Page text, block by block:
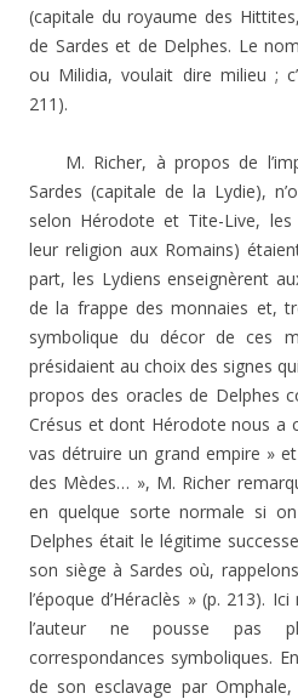
(capitale du royaume des
de Sardes et de Delphes. Le
ou Milidia, voulait dire milieu ;
211).
M. Richer, à propos de
Sardes (capitale de la Lydie),
selon Hérodote et Tite-Live,
leur religion aux Romains)
part, les Lydiens enseignèrent
de la frappe des monnaies et,
symbolique du décor de ces
présidaient au choix des signes
propos des oracles de Delphes
Crésus et dont Hérodote nous a
vas détruire un grand empire »
des Mèdes… », M. Richer
en quelque sorte normale si
Delphes était le légitime
son siège à Sardes où,
l’époque d’Héraclès » (p. 213).
l’auteur ne pousse pas
correspondances symboliques.
de son esclavage par